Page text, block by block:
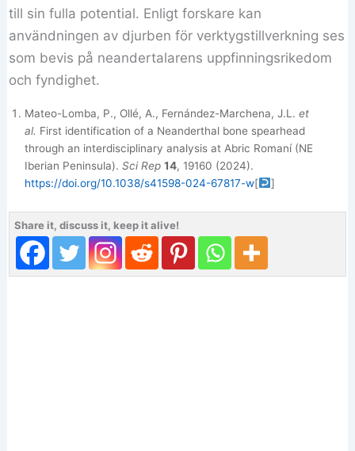
till sin fulla potential. Enligt forskare kan
användningen av djurben för verktygstillverkning ses
som bevis på neandertalarens uppfinningsrikedom
och fyndighet.
Mateo-Lomba, P., Ollé, A., Fernández-Marchena, J.L.et
al. First identification of a Neanderthal bone spearhead
through an interdisciplinary analysis at Abric Romaní (NE
Iberian Peninsula).Sci Rep 14, 19160 (2024).
https://doi.org/10.1038/s41598-024-67817-w[ ]
Share it, discuss it, keep it alive!